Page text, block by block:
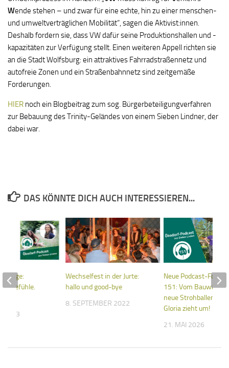
Wende stehen – und zwar für eine echte, hin zu einer menschen-
und umweltverträglichen Mobilität“, sagen die Aktivist:innen.
Deshalb fordern sie, dass VW dafür seine Produktionshallen und -
kapazitäten zur Verfügung stellt. Einen weiteren Appell richten sie
an die Stadt Wolfsburg: ein attraktives Fahrradstraßennetz und
autofreie Zonen und ein Straßenbahnnetz sind zeitgemäße
Forderungen.
HIER noch ein Blogbeitrag zum sog. Bürgerbeteiligungverfahren
zur Bebauung des Trinity-Geländes von einem Sieben Lindner, der
dabei war.
DAS KÖNNTE DICH AUCH INTERESSIEREN...
Wechselfest in der Jurte:
hallo und good-bye
8. SEPTEMBER 2022
Neue Podcast-Folge:
151: Vom Bauwagen
neue
Gloria zieht um!
21. MAI 2026
Gefühle.
2023